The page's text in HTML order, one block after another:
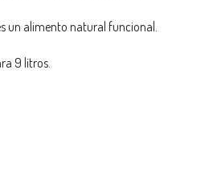
un alimento natural funcional.
9 litros.